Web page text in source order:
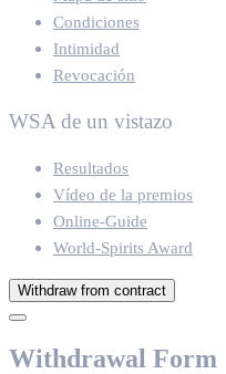
Condiciones
Intimidad
Revocación
WSA de un vistazo
Resultados
Vídeo de la premios
Online-Guide
World-Spirits Award
Withdraw from contract
Withdrawal Form